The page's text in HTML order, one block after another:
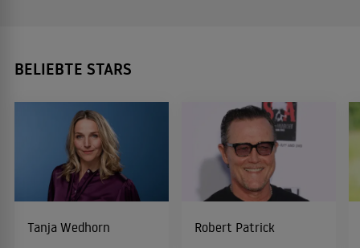
BELIEBTE STARS
Tanja Wedhorn Robert Patrick